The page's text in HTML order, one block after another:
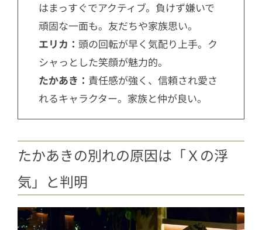
はまっすぐでアクティブ。負けず嫌いで
頑固な一面も。友だちや家族思い。
エリカ： 頭の回転が早く気配り上手。ク
シャっとした笑顔が魅力的。
たかあき： 責任感が強く、信頼され愛さ
れるキャラクター。家族と仲が良い。
たかあきの別れの原因は「Ｘの浮
気」と判明